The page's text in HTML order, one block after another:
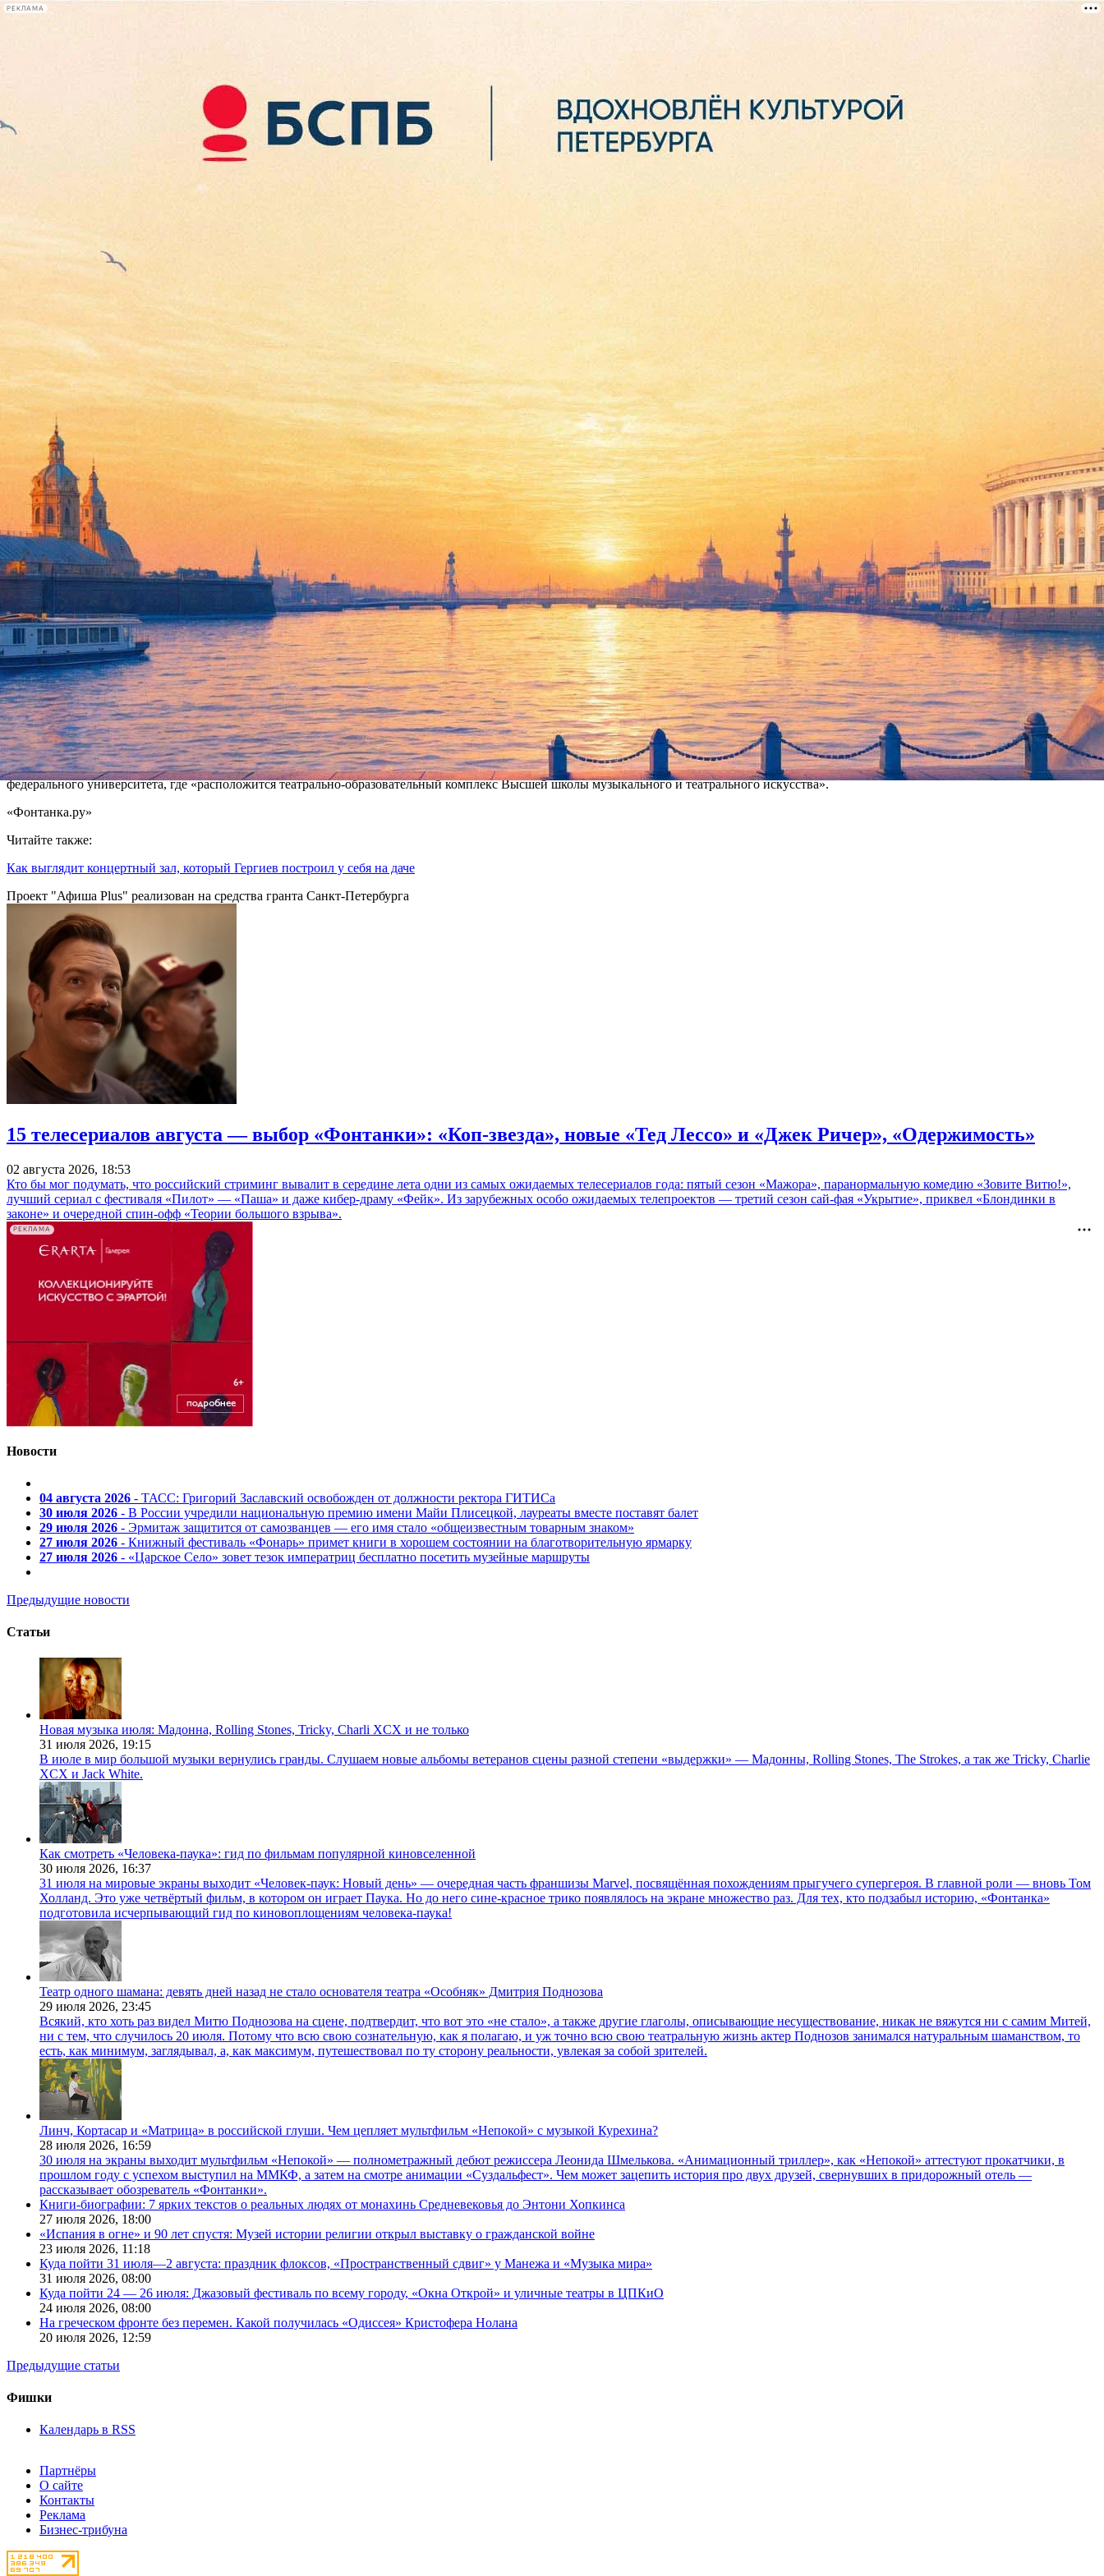
РЕКЛАМА
лекции
книги
Мариинский театр открыл собственную школу и объявил первый набор
23 октября 2018,
Мариинский театр создал собственную Высшую школу музыкального и театрального искусства и объявил первый набор учащихся. Для профессиональной переподготовки здесь ждут
желающих работать гримерами-постижерами — то есть специалистами по парикам и шиньонам.
Об этом сообщила 23 октября пресс-служба Мариинки. «В программу курса включены как теоретические занятия, где абитуриентам расскажут об истории грима и прически, инструментах и
материалах для гримерных и постижерских работ, психологии и этике общения с артистами, так и практические, где можно будет освоить навыки выполнения грима по эскизам художника»,
— отмечают здесь.
Как выяснила «Фонтанка», бессрочную лицензию на осуществление образовательной деятельности театр получил 25 июля от петербургского комитета по образованию. Согласно документу,
школа может осуществлять дополнительное профессиональное и дополнительное образование детей и взрослых. Новое учреждение стало структурным подразделением театра.
Школу возглавила Анна Кучерова, заместитель художественного руководителя-директора Мариинского театра. В прошлом она занимала руководящие посты в комитете по культуре и комитете
по молодежной политике.
В пресс-служба Мариинки «Фонтанке» подтвердили, что будущем откроются и другие программы обучения, но, что это за программы, пока не разглашается. Обучение начнется не в
нынешнем семестре. Занятия платные, по информации на сайте школы, стипендий и «иных форм материальной поддержки» не предусмотрено.
Заметим, что образовательной деятельностью собирается заняться и Приморская сцена Мариинского театра. В марте порталvladnews.ru сообщал, что она получила здания Дальневосточного
федерального университета, где «расположится театрально-образовательный комплекс Высшей школы музыкального и театрального искусства».
«Фонтанка.ру»
Читайте также:
Как выглядит концертный зал, который Гергиев построил у себя на даче
Проект "Афиша Plus" реализован на средства гранта Санкт-Петербурга
15 телесериалов августа — выбор «Фонтанки»: «Коп-звезда», новые «Тед Лессо» и «Джек Ричер», «Одержимость»
02 августа 2026, 18:53
Кто бы мог подумать, что российский стриминг вывалит в середине лета одни из самых ожидаемых телесериалов года: пятый сезон «Мажора», паранормальную комедию «Зовите Витю!»,
лучший сериал с фестиваля «Пилот» — «Паша» и даже кибер-драму «Фейк». Из зарубежных особо ожидаемых телепроектов — третий сезон сай-фая «Укрытие», приквел «Блондинки в
законе» и очередной спин-офф «Теории большого взрыва».
РЕКЛАМА
Новости
04 августа 2026 - ТАСС: Григорий Заславский освобожден от должности ректора ГИТИСа
30 июля 2026 - В России учредили национальную премию имени Майи Плисецкой, лауреаты вместе поставят балет
29 июля 2026 - Эрмитаж защитится от самозванцев — его имя стало «общеизвестным товарным знаком»
27 июля 2026 - Книжный фестиваль «Фонарь» примет книги в хорошем состоянии на благотворительную ярмарку
27 июля 2026 - «Царское Село» зовет тезок императриц бесплатно посетить музейные маршруты
Предыдущие новости
Статьи
Новая музыка июля: Мадонна, Rolling Stones, Tricky, Charli XCX и не только
31 июля 2026, 19:15
В июле в мир большой музыки вернулись гранды. Слушаем новые альбомы ветеранов сцены разной степени «выдержки» — Мадонны, Rolling Stones, The Strokes, а так же Tricky, Charlie
XCX и Jack White.
Как смотреть «Человека-паука»: гид по фильмам популярной киновселенной
30 июля 2026, 16:37
31 июля на мировые экраны выходит «Человек-паук: Новый день» — очередная часть франшизы Marvel, посвящённая похождениям прыгучего супергероя. В главной роли — вновь Том
Холланд. Это уже четвёртый фильм, в котором он играет Паука. Но до него сине-красное трико появлялось на экране множество раз. Для тех, кто подзабыл историю, «Фонтанка»
подготовила исчерпывающий гид по киновоплощениям человека-паука!
Театр одного шамана: девять дней назад не стало основателя театра «Особняк» Дмитрия Поднозова
29 июля 2026, 23:45
Всякий, кто хоть раз видел Митю Поднозова на сцене, подтвердит, что вот это «не стало», а также другие глаголы, описывающие несуществование, никак не вяжутся ни с самим Митей,
ни с тем, что случилось 20 июля. Потому что всю свою сознательную, как я полагаю, и уж точно всю свою театральную жизнь актер Поднозов занимался натуральным шаманством, то
есть, как минимум, заглядывал, а, как максимум, путешествовал по ту сторону реальности, увлекая за собой зрителей.
Линч, Кортасар и «Матрица» в российской глуши. Чем цепляет мультфильм «Непокой» с музыкой Курехина?
28 июля 2026, 16:59
30 июля на экраны выходит мультфильм «Непокой» — полнометражный дебют режиссера Леонида Шмелькова. «Анимационный триллер», как «Непокой» аттестуют прокатчики, в
прошлом году с успехом выступил на ММКФ, а затем на смотре анимации «Суздальфест». Чем может зацепить история про двух друзей, свернувших в придорожный отель —
рассказывает обозреватель «Фонтанки».
Книги-биографии: 7 ярких текстов о реальных людях от монахинь Средневековья до Энтони Хопкинса
27 июля 2026, 18:00
«Испания в огне» и 90 лет спустя: Музей истории религии открыл выставку о гражданской войне
23 июля 2026, 11:18
Куда пойти 31 июля—2 августа: праздник флоксов, «Пространственный сдвиг» у Манежа и «Музыка мира»
31 июля 2026, 08:00
Куда пойти 24 — 26 июля: Джазовый фестиваль по всему городу, «Окна Открой» и уличные театры в ЦПКиО
24 июля 2026, 08:00
На греческом фронте без перемен. Какой получилась «Одиссея» Кристофера Нолана
20 июля 2026, 12:59
Предыдущие статьи
Фишки
Календарь в RSS
Партнёры
О сайте
Контакты
Реклама
Бизнес-трибуна